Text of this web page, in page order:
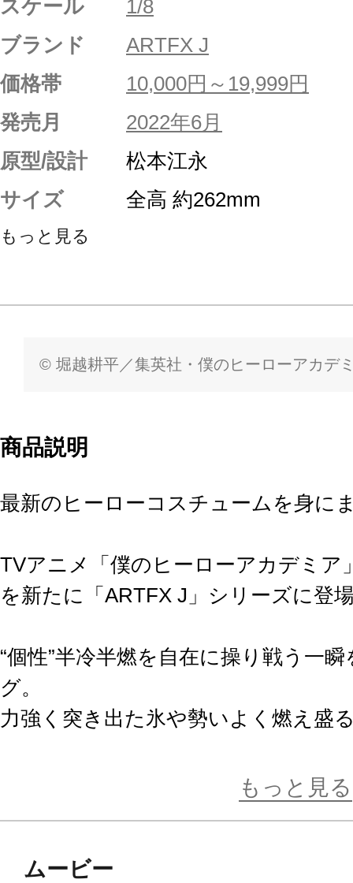
スケール
1/8
ブランド
ARTFX J
価格帯
10,000円～19,999円
発売月
2022年6月
原型/設計
松本江永
サイズ
全高 約262mm
もっと見る
© 堀越耕平／集英社・僕のヒーローアカデ
商品説明
最新のヒーローコスチュームを身に
TVアニメ「僕のヒーローアカデミア
を新たに「ARTFX J」シリーズに登
“個性”半冷半燃を自在に操り戦う一
グ。
力強く突き出た氷や勢いよく燃え盛
迫力あるアイテムに仕上がっていま
もっと見る
ムービー